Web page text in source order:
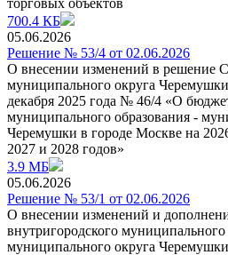
торговых объектов
700.4 КБ
05.06.2026
Решение № 53/4 от 02.06.2026
О внесении изменений в решение
муниципального округа
декабря 2025 года № 46/4 «О
муниципального образования -
Черемушки в городе Москве на
2027 и 2028 годов»
3.9 МБ
05.06.2026
Решение № 53/1 от 02.06.2026
О внесении изменений и
внутригородского муниципального
муниципального округа